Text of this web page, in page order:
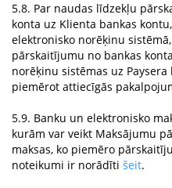
5.8. Par naudas līdzekļu
konta uz Klienta bankas
elektronisko norēķinu
pārskaitījumu no bankas
norēķinu sistēmas uz
piemērot attiecīgās
5.9. Banku un elektronisko
kurām var veikt Maksājumu
maksas, ko piemēro
noteikumi ir norādīti šeit.